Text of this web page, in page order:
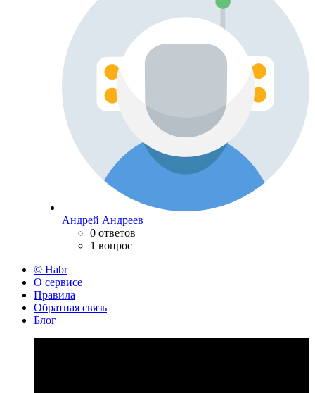
Андрей Андреев
0 ответов
1 вопрос
© Habr
О сервисе
Правила
Обратная связь
Блог